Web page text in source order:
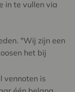
in te vullen via
"Wij zijn een
het bij
vennoten is